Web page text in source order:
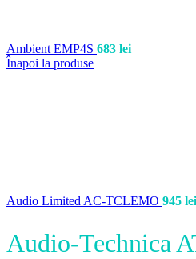
Ambient EMP4S 683 lei
Înapoi la produse
Audio Limited AC-TCLEMO 945 lei
Audio-Technica